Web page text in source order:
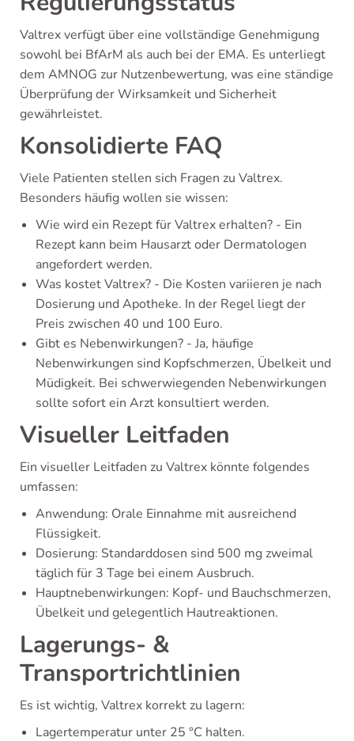
Valtrex verfügt über eine vollständige Genehmigung
sowohl bei BfArM als auch bei der EMA. Es unterliegt
dem AMNOG zur Nutzenbewertung, was eine ständige
Überprüfung der Wirksamkeit und Sicherheit
gewährleistet.
Konsolidierte FAQ
Viele Patienten stellen sich Fragen zu Valtrex.
Besonders häufig wollen sie wissen:
Wie wird ein Rezept für Valtrex erhalten? - Ein
Rezept kann beim Hausarzt oder Dermatologen
angefordert werden.
Was kostet Valtrex? - Die Kosten variieren je nach
Dosierung und Apotheke. In der Regel liegt der
Preis zwischen 40 und 100 Euro.
Gibt es Nebenwirkungen? - Ja, häufige
Nebenwirkungen sind Kopfschmerzen, Übelkeit und
Müdigkeit. Bei schwerwiegenden Nebenwirkungen
sollte sofort ein Arzt konsultiert werden.
Visueller Leitfaden
Ein visueller Leitfaden zu Valtrex könnte folgendes
umfassen:
Anwendung: Orale Einnahme mit ausreichend
Flüssigkeit.
Dosierung: Standarddosen sind 500 mg zweimal
täglich für 3 Tage bei einem Ausbruch.
Hauptnebenwirkungen: Kopf- und Bauchschmerzen,
Übelkeit und gelegentlich Hautreaktionen.
Lagerungs- &
Transportrichtlinien
Es ist wichtig, Valtrex korrekt zu lagern:
Lagertemperatur unter 25 °C halten.